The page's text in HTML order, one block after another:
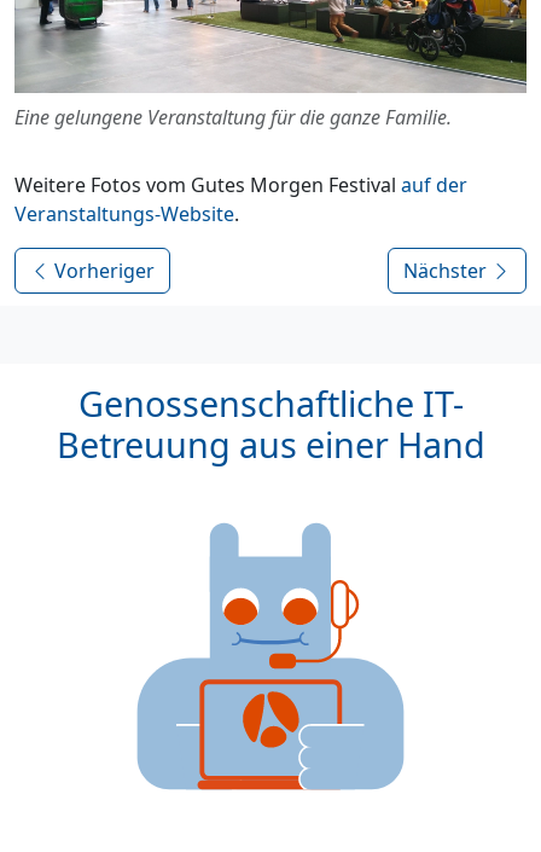
Eine gelungene Veranstaltung für die ganze Familie.
Weitere Fotos vom Gutes Morgen Festival auf der
Veranstaltungs-Website.
Vorheriger Nächster
Genossenschaftliche IT-
Betreuung aus einer Hand